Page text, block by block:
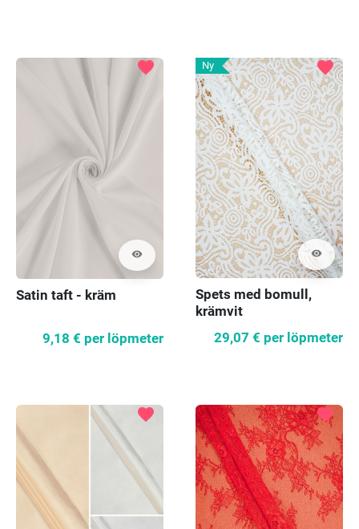
visibility
favorite
Satin taft - kräm
9,18 € per löpmeter
Ny
visibility
favorite
Spets med bomull,
krämvit
29,07 € per löpmeter
favorite favorite